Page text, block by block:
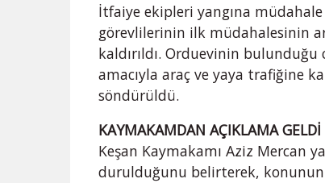
İtfaiye ekipleri yangına
görevlilerinin ilk müdahalesinin
kaldırıldı. Orduevinin
amacıyla araç ve yaya trafiğine
söndürüldü.
KAYMAKAMDAN AÇIKLAMA GELDİ
Keşan Kaymakamı Aziz Mercan
durulduğunu belirterek, konunun